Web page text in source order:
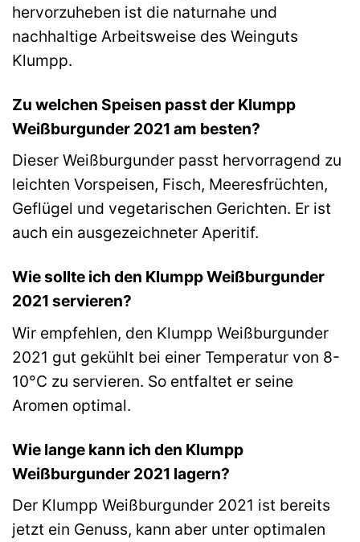
hervorzuheben ist die naturnahe und
nachhaltige Arbeitsweise des Weinguts
Klumpp.
Zu welchen Speisen passt der Klumpp
Weißburgunder 2021 am besten?
Dieser Weißburgunder passt hervorragend zu
leichten Vorspeisen, Fisch, Meeresfrüchten,
Geflügel und vegetarischen Gerichten. Er ist
auch ein ausgezeichneter Aperitif.
Wie sollte ich den Klumpp Weißburgunder
2021 servieren?
Wir empfehlen, den Klumpp Weißburgunder
2021 gut gekühlt bei einer Temperatur von 8-
10°C zu servieren. So entfaltet er seine
Aromen optimal.
Wie lange kann ich den Klumpp
Weißburgunder 2021 lagern?
Der Klumpp Weißburgunder 2021 ist bereits
jetzt ein Genuss, kann aber unter optimalen